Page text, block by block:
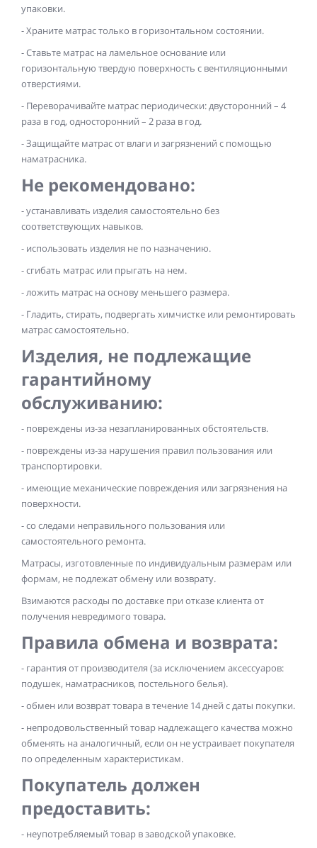
упаковки.
- Храните матрас только в горизонтальном состоянии.
- Ставьте матрас на ламельное основание или
горизонтальную твердую поверхность с вентиляционными
отверстиями.
- Переворачивайте матрас периодически: двусторонний – 4
раза в год, односторонний – 2 раза в год.
- Защищайте матрас от влаги и загрязнений с помощью
наматрасника.
Не рекомендовано:
- устанавливать изделия самостоятельно без
соответствующих навыков.
- использовать изделия не по назначению.
- сгибать матрас или прыгать на нем.
- ложить матрас на основу меньшего размера.
- Гладить, стирать, подвергать химчистке или ремонтировать
матрас самостоятельно.
Изделия, не подлежащие
гарантийному
обслуживанию:
- повреждены из-за незапланированных обстоятельств.
- повреждены из-за нарушения правил пользования или
транспортировки.
- имеющие механические повреждения или загрязнения на
поверхности.
- со следами неправильного пользования или
самостоятельного ремонта.
Матрасы, изготовленные по индивидуальным размерам или
формам, не подлежат обмену или возврату.
Взимаются расходы по доставке при отказе клиента от
получения невредимого товара.
Правила обмена и возврата:
- гарантия от производителя (за исключением аксессуаров:
подушек, наматрасников, постельного белья).
- обмен или возврат товара в течение 14 дней с даты покупки.
- непродовольственный товар надлежащего качества можно
обменять на аналогичный, если он не устраивает покупателя
по определенным характеристикам.
Покупатель должен
предоставить:
- неупотребляемый товар в заводской упаковке.